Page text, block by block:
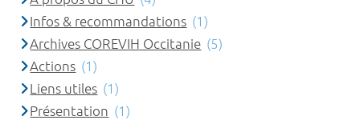
Infos & recommandations (1)
Archives COREVIH Occitanie (5)
Actions (1)
Liens utiles (1)
Présentation (1)